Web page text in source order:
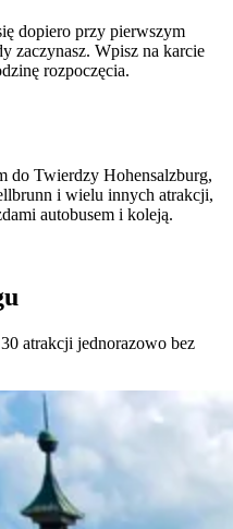
dopiero przy pierwszym
zaczynasz. Wpisz na karcie
rozpoczęcia.
do Twierdzy Hohensalzburg,
i wielu innych atrakcji,
autobusem i koleją.
atrakcji jednorazowo bez